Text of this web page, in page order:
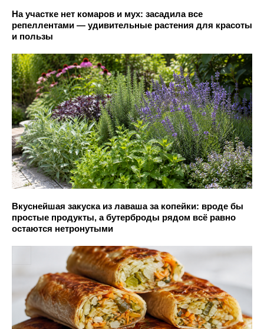
На участке нет комаров и мух: засадила все
репеллентами — удивительные растения для красоты
и пользы
Вкуснейшая закуска из лаваша за копейки: вроде бы
простые продукты, а бутерброды рядом всё равно
остаются нетронутыми